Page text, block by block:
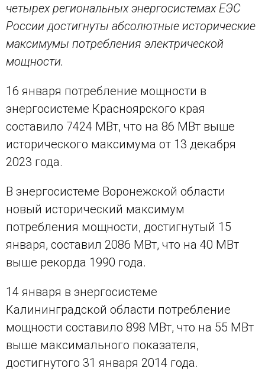
четырех региональных энергосистемах ЕЭС
России достигнуты абсолютные исторические
максимумы потребления электрической
мощности.
16 января потребление мощности в
энергосистеме Красноярского края
составило 7424 МВт, что на 86 МВт выше
исторического максимума от 13 декабря
2023 года.
В энергосистеме Воронежской области
новый исторический максимум
потребления мощности, достигнутый 15
января, составил 2086 МВт, что на 40 МВт
выше рекорда 1990 года.
14 января в энергосистеме
Калининградской области потребление
мощности составило 898 МВт, что на 55 МВт
выше максимального показателя,
достигнутого 31 января 2014 года.